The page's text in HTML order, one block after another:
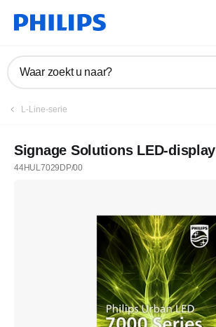
Waar zoekt u naar?
L-Line-serie
Signage Solutions LED-display
44HUL7029DP/00